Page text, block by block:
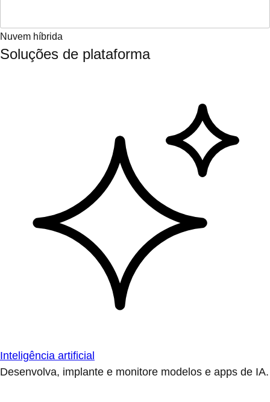
Nuvem híbrida
Soluções de plataforma
Inteligência artificial
Desenvolva, implante e monitore modelos e apps de IA.